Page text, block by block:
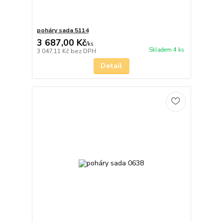
poháry sada 5114
3 687,00 Kč/ks
3 047,11 Kč bez DPH Skladem 4 ks
Detail